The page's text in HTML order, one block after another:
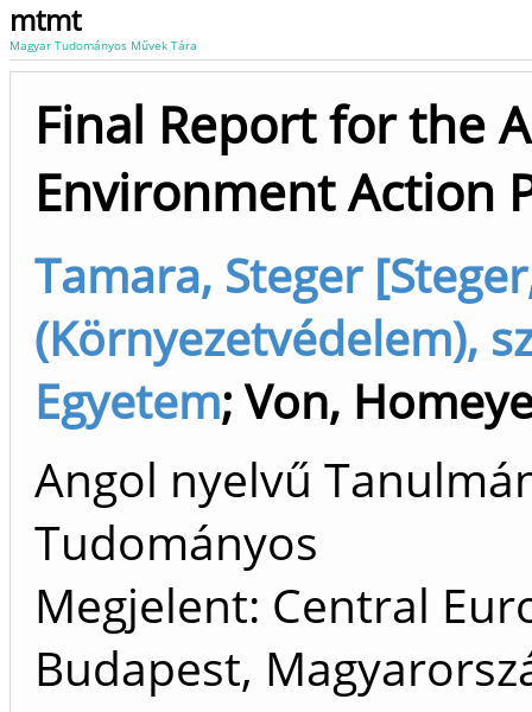
mtmt
Magyar Tudományos Művek Tára
Final Report for the
Environment Action
Tamara, Steger
(Környezetvédelem),
Egyetem;Von,
Angol nyelvű
Tudományos
Megjelent: Central
Budapest,